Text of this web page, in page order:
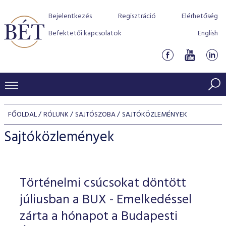
Bejelentkezés Regisztráció
Elérhetőség
Befektetői kapcsolatok
English
KERESKEDÉSI ADATOK
INDEXEK
Jelzáloglevél indexek
Vállalati kötvény indexek
Azonnali Piac
Részvények
Származékos piac
BEFEKTETŐK
Részvény szekció
Hitelpapír szekció
BÉT szabályzatok
Befektetővédelem
Alkalmazott díjstruktúra
Elszámolás
Részvény és vállalati kötvény tőzsdei bevezetését
program
BÉT Xtend - Részvénypiac egyszerűen
TŐZSDETAGOK
Tőzsdetagok, üzletkötők
VENDOROK
FŐOLDAL RÓLUNK SAJTÓSZOBA SAJTÓKÖZLEMÉNYEK
Sajtóközlemények
Történelmi csúcsokat döntött
júliusban a BUX - Emelkedéssel
zárta a hónapot a Budapesti